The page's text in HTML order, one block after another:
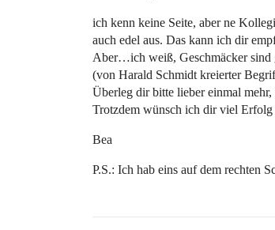
ich kenn keine Seite, aber ne
auch edel aus. Das kann ich dir
Aber…ich weiß, Geschmäcker
(von Harald Schmidt kreierter
Überleg dir bitte lieber einmal
Trotzdem wünsch ich dir viel Erfolg
Bea
P.S.: Ich hab eins auf dem rechten